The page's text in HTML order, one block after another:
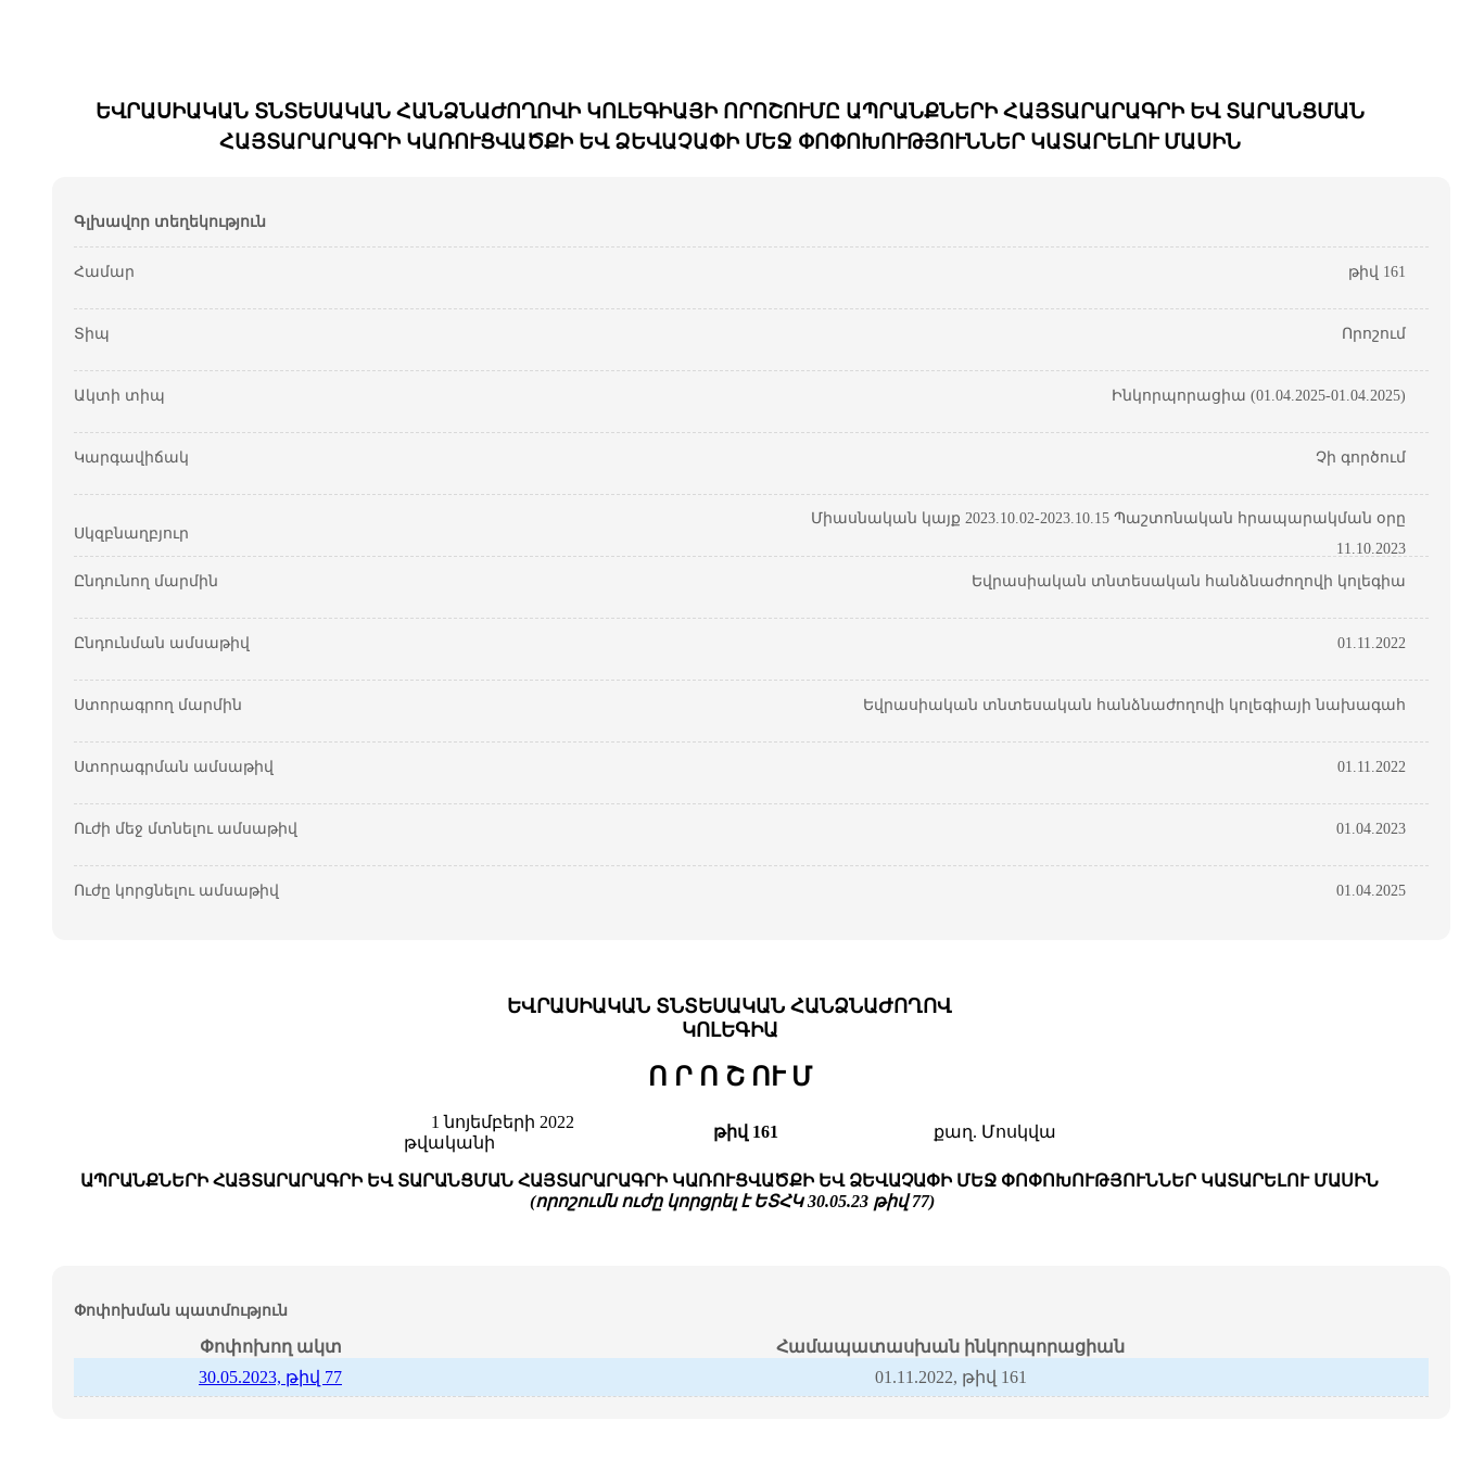
ԵՎՐԱՍԻԱԿԱՆ ՏՆՏԵՍԱԿԱՆ ՀԱՆՁՆԱԺՈՂՈՎԻ ԿՈԼԵԳԻԱՅԻ ՈՐՈՇՈՒՄԸ ԱՊՐԱՆՔՆԵՐԻ ՀԱՅՏԱՐԱՐԱԳՐԻ ԵՎ ՏԱՐԱՆՑՄԱՆ
ՀԱՅՏԱՐԱՐԱԳՐԻ ԿԱՌՈՒՑՎԱԾՔԻ ԵՎ ՁԵՎԱՉԱՓԻ ՄԵՋ ՓՈՓՈԽՈՒԹՅՈՒՆՆԵՐ ԿԱՏԱՐԵԼՈՒ ՄԱՍԻՆ
Գլխավոր տեղեկություն
Համար թիվ 161
Տիպ Որոշում
Ակտի տիպ Ինկորպորացիա (01.04.2025-01.04.2025)
Կարգավիճակ Չի գործում
Սկզբնաղբյուր
Միասնական կայք 2023.10.02-2023.10.15 Պաշտոնական հրապարակման օրը
11.10.2023
Ընդունող մարմին
Եվրասիական տնտեսական հանձնաժողովի կոլեգիա
Ընդունման ամսաթիվ 01.11.2022
Ստորագրող մարմին Եվրասիական տնտեսական հանձնաժողովի կոլեգիայի նախագահ
Ստորագրման ամսաթիվ 01.11.2022
Ուժի մեջ մտնելու ամսաթիվ 01.04.2023
Ուժը կորցնելու ամսաթիվ 01.04.2025
ԵՎՐԱՍԻԱԿԱՆ ՏՆՏԵՍԱԿԱՆ ՀԱՆՁՆԱԺՈՂՈՎ
ԿՈԼԵԳԻԱ
Ո Ր Ո Շ ՈՒ Մ
1 նոյեմբերի 2022
թվականի
թիվ 161 քաղ. Մոսկվա
ԱՊՐԱՆՔՆԵՐԻ ՀԱՅՏԱՐԱՐԱԳՐԻ ԵՎ ՏԱՐԱՆՑՄԱՆ ՀԱՅՏԱՐԱՐԱԳՐԻ ԿԱՌՈՒՑՎԱԾՔԻ ԵՎ ՁԵՎԱՉԱՓԻ ՄԵՋ ՓՈՓՈԽՈՒԹՅՈՒՆՆԵՐ ԿԱՏԱՐԵԼՈՒ ՄԱՍԻՆ
(որոշումն ուժը կորցրել է ԵՏՀԿ 30.05.23 թիվ 77)
Փոփոխման պատմություն
Փոփոխող ակտ
Համապատասխան ինկորպորացիան
30.05.2023, թիվ 77
01.11.2022, թիվ 161